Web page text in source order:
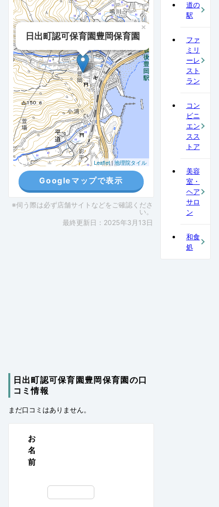
日出町認可保育園豊岡保育園
×
Leaflet|地理院タイル
Googleマップで表示
※伺う際は必ず店舗サイトなどをご確認くださ
い。
最終更新日：2025年3月13日
日出町認可保育園豊岡保育園の口
コミ情報
まだ口コミはありません。
お
名
前
道の
駅
ファ
ミリ
ーレ
スト
ラン
コン
ビニ
エン
スス
トア
美容
室・
ヘア
サロ
ン
和食
処